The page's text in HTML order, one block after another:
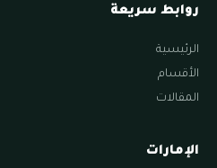
روابط سريعة
الرئيسية
الأقسام
المقالات
الإمارات